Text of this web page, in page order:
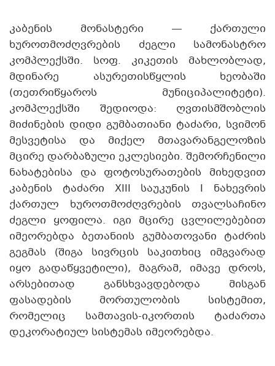
კაბენის მონასტერი — ქართული
ხუროთმოძღვრების ძეგლი სამონასტრო
კომპლექსში. სოფ. კიკეთის მახლობლად,
მდინარე ასურეთისწყლის ხეობაში
(თეთრიწყაროს მუნიციპალიტეტი).
კომპლექსში შედიოდა: ღვთისმშობლის
მიძინების დიდი გუმბათიანი ტაძარი, სვიმონ
მესვეტისა და მიქელ მთავარანგელოზის
მცირე დარბაზული ეკლესიები. შემორჩენილი
ნახატებისა და ფოტოსურათების მიხედვით
კაბენის ტაძარი XIII საუკუნის I ნახევრის
ქართულ ხუროთმოძღვრების თვალსაჩინო
ძეგლი ყოფილა. იგი მცირე ცვლილებებით
იმეორებდა ბეთანიის გუმბათოვანი ტაძრის
გეგმას (შიგა სივრცის საკითხიც იმგვარად
იყო გადაწყვეტილი), მაგრამ, იმავე დროს,
არსებითად განსხვავდებოდა მისგან
ფასადების მორთულობის სისტემით,
რომელიც სამთავის-იკორთის ტაძართა
დეკორატიულ სისტემას იმეორებდა.